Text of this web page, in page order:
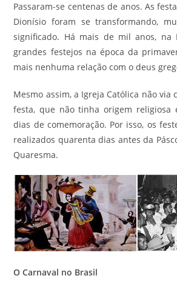
Passaram-se centenas de anos. As
Dionísio foram se transformando,
significado. Há mais de mil anos, na
grandes festejos na época da
mais nenhuma relação com o deus
Mesmo assim, a Igreja Católica não via
festa, que não tinha origem religiosa
dias de comemoração. Por isso, os
realizados quarenta dias antes da
Quaresma.
O Carnaval no Brasil